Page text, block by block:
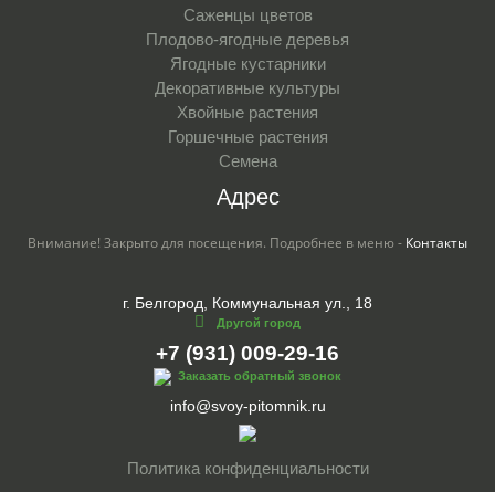
Саженцы цветов
Плодово-ягодные деревья
Ягодные кустарники
Декоративные культуры
Хвойные растения
Горшечные растения
Семена
Адрес
Внимание! Закрыто для посещения. Подробнее в меню - Контакты
г. Белгород, Коммунальная ул., 18
Другой город
+7 (931) 009-29-16
Заказать обратный звонок
info@svoy-pitomnik.ru
Политика конфиденциальности